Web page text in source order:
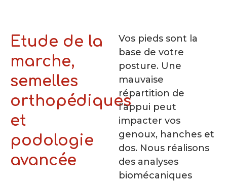
Etude de la
marche,
semelles
orthopédiques
et
podologie
avancée
Vos pieds sont la
base de votre
posture. Une
mauvaise
répartition de
l’appui peut
impacter vos
genoux, hanches et
dos. Nous réalisons
des analyses
biomécaniques